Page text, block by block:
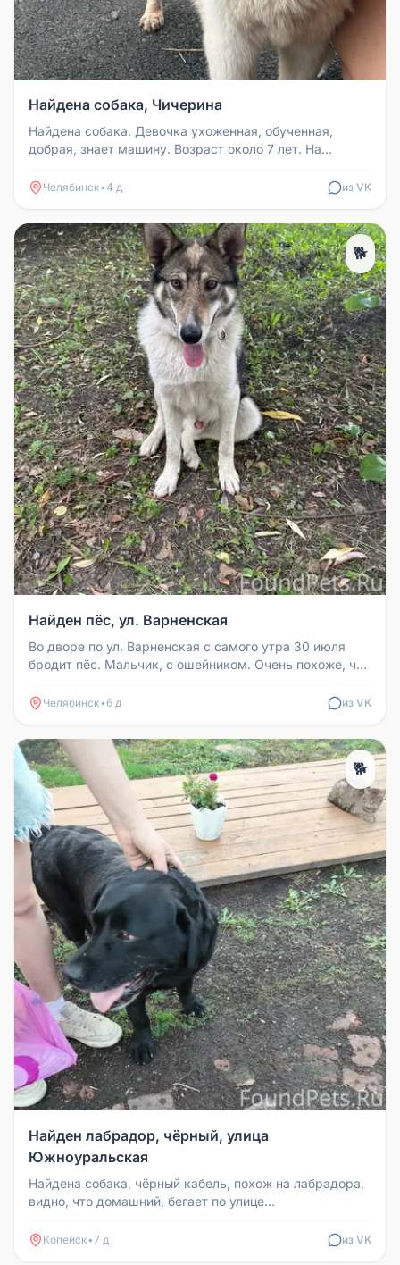
Найдена собака, Чичерина
Найдена собака. Девочка ухоженная, обученная,
добрая, знает машину. Возраст около 7 лет. На
Челябинск•4 д из VK
🐕
Найден пёс, ул. Варненская
Во дворе по ул. Варненская с самого утра 30 июля
бродит пёс. Мальчик, с ошейником. Очень похоже, что
Челябинск•6 д из VK
🐕
Найден лабрадор, чёрный, улица
Южноуральская
Найдена собака, чёрный кабель, похож на лабрадора,
видно, что домашний, бегает по улице
Копейск•7 д из VK